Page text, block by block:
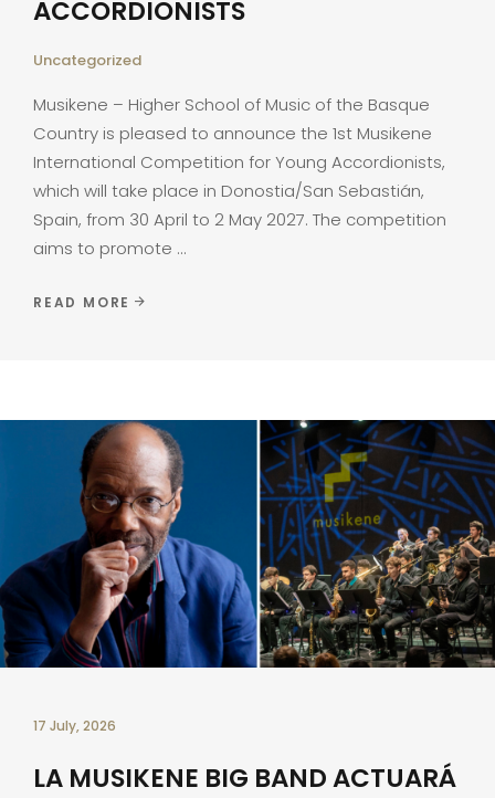
ACCORDIONISTS
Uncategorized
Musikene – Higher School of Music of the Basque
Country is pleased to announce the 1st Musikene
International Competition for Young Accordionists,
which will take place in Donostia/San Sebastián,
Spain, from 30 April to 2 May 2027. The competition
aims to promote
READ MORE
17 July, 2026
LA MUSIKENE BIG BAND ACTUARÁ